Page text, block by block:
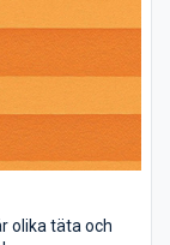
olika täta och